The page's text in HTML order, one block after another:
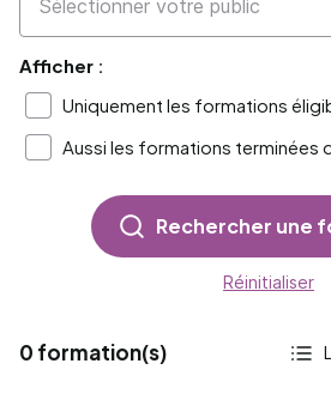
Afficher :
Uniquement les formations
Aussi les formations terminées
Rechercher une
Réinitialiser
0 formation(s)